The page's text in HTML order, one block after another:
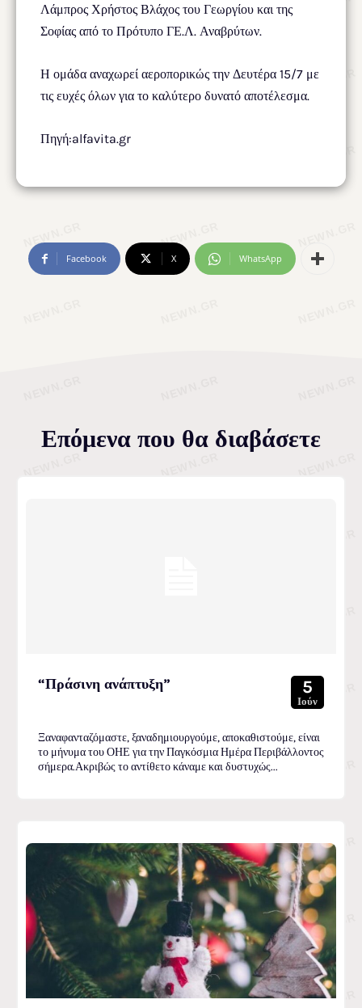
Λάμπρος Χρήστος Βλάχος του Γεωργίου και της
Σοφίας από το Πρότυπο ΓΕ.Λ. Αναβρύτων.
Η ομάδα αναχωρεί αεροπορικώς την Δευτέρα 15/7 με
τις ευχές όλων για το καλύτερο δυνατό αποτέλεσμα.
Πηγή:alfavita.gr
Facebook X WhatsApp
Επόμενα που θα διαβάσετε
“Πράσινη ανάπτυξη” 5
Ιούν
Ξαναφανταζόμαστε, ξαναδημιουργούμε, αποκαθιστούμε, είναι
το μήνυμα του ΟΗΕ για την Παγκόσμια Ημέρα Περιβάλλοντος
σήμερα.Ακριβώς το αντίθετο κάναμε και δυστυχώς...